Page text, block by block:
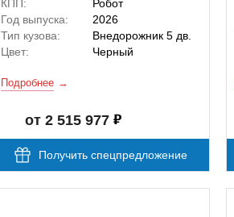
КПП:
Робот
Год выпуска:
2026
Тип кузова:
Внедорожник 5 дв.
Цвет:
Черный
Подробнее
от 2 515 977
Получить спецпредложение